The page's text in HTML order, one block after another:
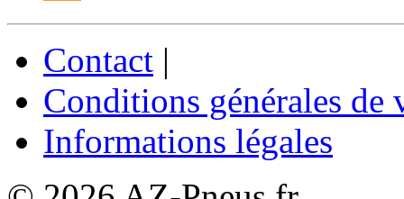
Contact |
Conditions générales de
Informations légales